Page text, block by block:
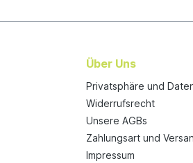
Über Uns
Privatsphäre und
Widerrufsrecht
Unsere AGBs
Zahlungsart und
Impressum